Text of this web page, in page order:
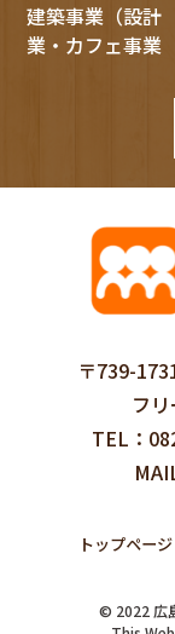
建築事業（設計
業・カフェ事業
〒739-
フ
TEL
トップページ
© 2022 広